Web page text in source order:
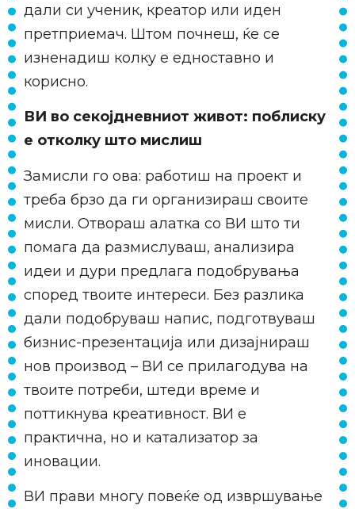
дали си ученик, креатор или идeн
претприемач. Штом почнеш, ќе се
изненадиш колку е едноставно и
корисно.
ВИ во секојдневниот живот: поблиску
е отколку што мислиш
Замисли го ова: работиш на проект и
треба брзо да ги организираш своите
мисли. Отвораш алатка со ВИ што ти
помага да размислуваш, анализира
идеи и дури предлага подобрувања
според твоите интереси. Без разлика
дали подобруваш напис, подготвуваш
бизнис-презентација или дизајнираш
нов производ – ВИ се прилагодува на
твоите потреби, штеди време и
поттикнува креативност. ВИ е
практична, но и катализатор за
иновации.
ВИ прави многу повеќе од извршување